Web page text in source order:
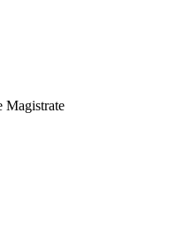
Magistrate